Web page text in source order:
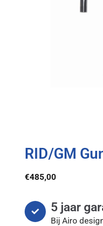
RID/GM
€485,00
5 jaar
Bij Airo